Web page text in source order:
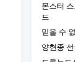
몬스터
드
믿을 수
양현종